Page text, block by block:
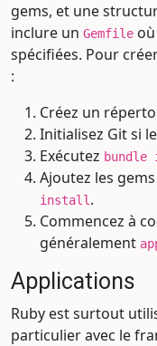
gems, et une
inclure un Gemfile
spécifiées. Pour
:
Créez un
Initialisez Git si
Exécutez
Ajoutez les
install .
Commencez à
généralement
Applications
Ruby est surtout
particulier avec le